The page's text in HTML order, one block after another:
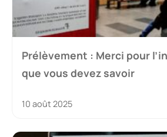
Prélèvement : Merci pour
que vous devez savoir
10 août 2025